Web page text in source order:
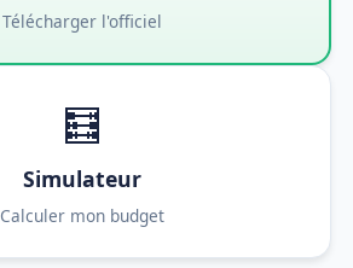
Télécharger l'officiel
🧮
Simulateur
Calculer mon budget